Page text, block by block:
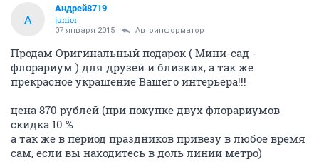
А
Андрей8719
junior
07 января 2015 Автоинформатор
Продам Оригинальный подарок ( Мини-сад -
флорариум ) для друзей и близких, а так же
прекрасное украшение Вашего интерьера!!!
цена 870 рублей (при покупке двух флорариумов
скидка 10 %
а так же в период праздников привезу в любое время
сам, если вы находитесь в доль линии метро)